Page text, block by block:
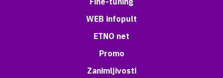
WEB infopult
ETNO net
Promo
Zanimljivosti